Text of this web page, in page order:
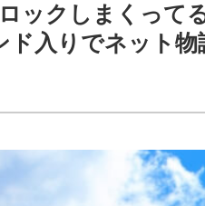
ックしまくって
ド入りでネット物